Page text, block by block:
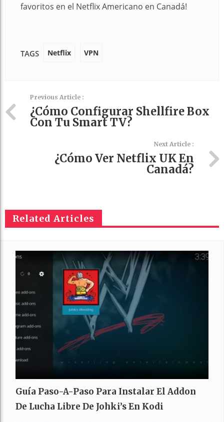
favoritos en el Netflix Americano en Canadá!
TAGS Netflix VPN
Previous Article :
¿Cómo Configurar Shellfire Box
Con Tu Smart TV?
Next Article :
¿Cómo Ver Netflix UK En
Canadá?
Related Articles
Guía Paso-A-Paso Para Instalar El Addon
De Lucha Libre De Johki’s En Kodi